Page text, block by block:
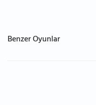
Benzer Oyunlar